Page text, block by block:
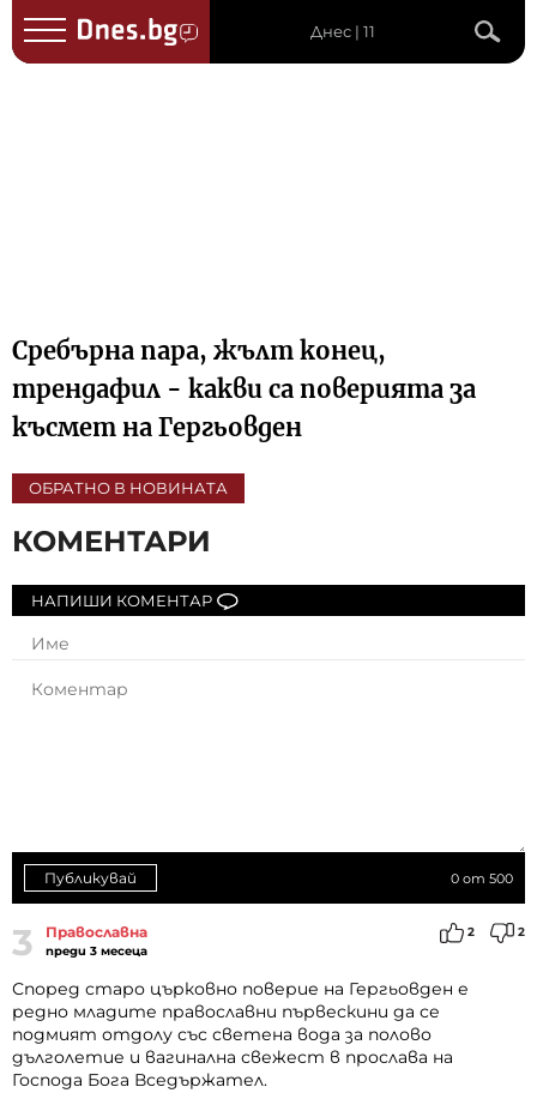
Днес | 11
Сребърна пара, жълт конец,
трендафил - какви са поверията за
късмет на Гергьовден
ОБРАТНО В НОВИНАТА
КОМЕНТАРИ
НАПИШИ КОМЕНТАР
0 от 500
Публикувай
3 Православна
преди 3 месеца
2 2
Според старо църковно поверие на Гергьовден е
редно младите православни първескини да се
подмият отдолу със светена вода за полово
дълголетие и вагинална свежест в прослава на
Господа Бога Вседържател.